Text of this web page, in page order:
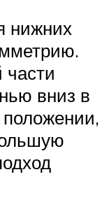
нижних
части
вниз в